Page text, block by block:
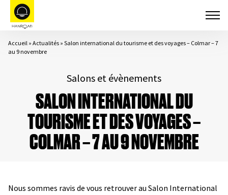
Accueil » Actualités » Salon international du tourisme et des voyages – Colmar – 7
au 9 novembre
Salons et évènements
SALON INTERNATIONAL DU
TOURISME ET DES VOYAGES –
COLMAR – 7 AU 9 NOVEMBRE
Nous sommes ravis de vous retrouver au Salon International